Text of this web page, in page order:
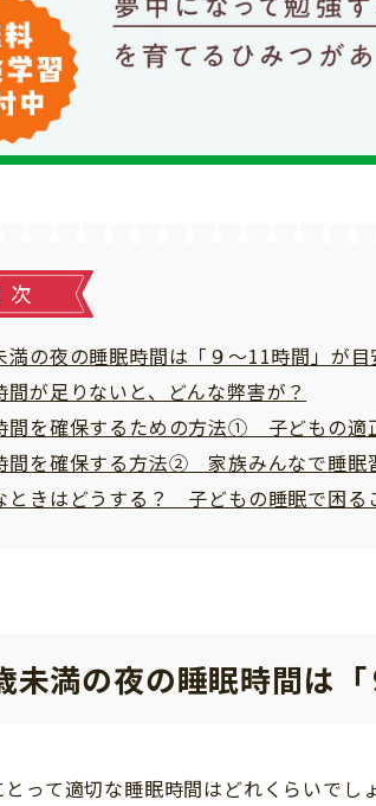
次
満の夜の睡眠時間は「９～11時間」が目
間が足りないと、どんな弊害が？
間を確保するための方法① 子どもの適
間を確保する方法② 家族みんなで睡眠
ときはどうする？ 子どもの睡眠で困る
未満の夜の睡眠時間は
って適切な睡眠時間はどれくらいでし